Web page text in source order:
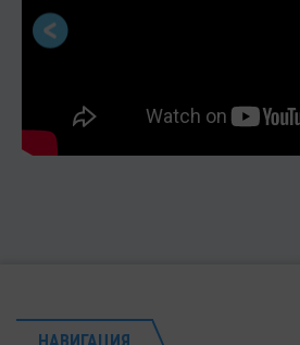
НАВИГАЦИЯ